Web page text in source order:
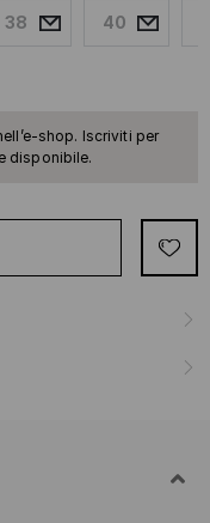
38 40
shop. Iscriviti per
disponibile.